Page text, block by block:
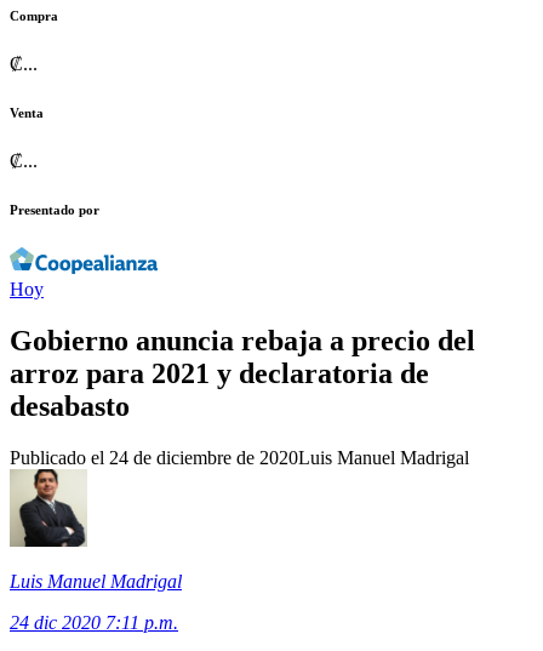
Compra
₡...
Venta
₡...
Presentado por
Hoy
Gobierno anuncia rebaja a precio del
arroz para 2021 y declaratoria de
desabasto
Publicado el 24 de diciembre de 2020Luis Manuel Madrigal
Luis Manuel Madrigal
24 dic 2020 7:11 p.m.